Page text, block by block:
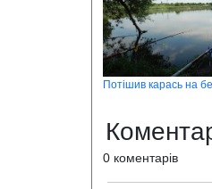
0 коментарів